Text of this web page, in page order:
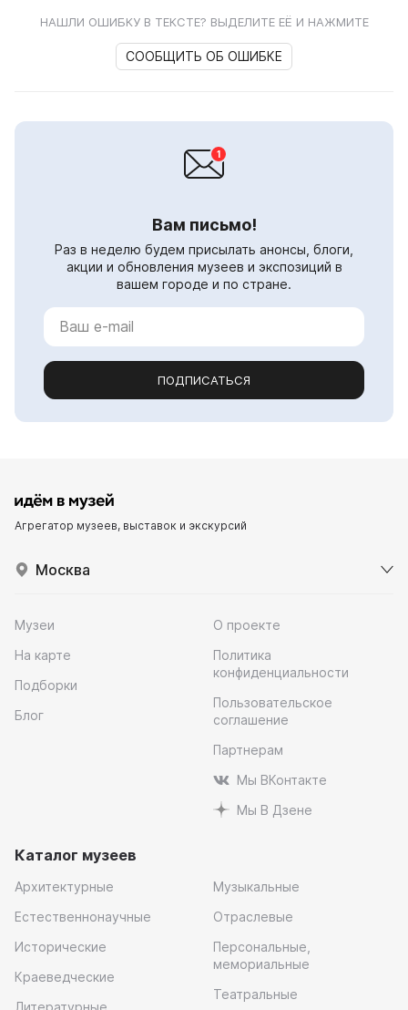
НАШЛИ ОШИБКУ В ТЕКСТЕ? ВЫДЕЛИТЕ ЕЁ И НАЖМИТЕ
СООБЩИТЬ ОБ ОШИБКЕ
Вам письмо!
Раз в неделю будем присылать анонсы, блоги,
акции и обновления музеев и экспозиций в
вашем городе и по стране.
ПОДПИСАТЬСЯ
Агрегатор музеев, выставок и экскурсий
Москва
Музеи
На карте
Подборки
Блог
О проекте
Политика
конфиденциальности
Пользовательское
соглашение
Партнерам
Мы ВКонтакте
Мы В Дзене
Каталог музеев
Архитектурные
Естественнонаучные
Исторические
Краеведческие
Литературные
Музыкальные
Отраслевые
Персональные,
мемориальные
Театральные